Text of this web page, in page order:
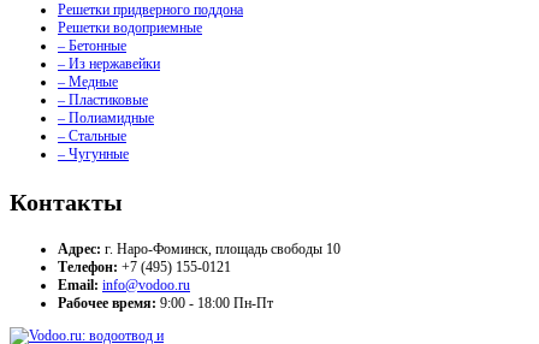
Решетки придверного поддона
Решетки водоприемные
– Бетонные
– Из нержавейки
– Медные
– Пластиковые
– Полиамидные
– Стальные
– Чугунные
Контакты
Адрес: г. Наро-Фоминск, площадь свободы 10
Телефон: +7 (495) 155-0121
Email: info@vodoo.ru
Рабочее время: 9:00 - 18:00 Пн-Пт